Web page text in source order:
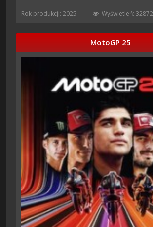
Rok produkcji: 2025 Wyświetleń: 32872
MotoGP 25